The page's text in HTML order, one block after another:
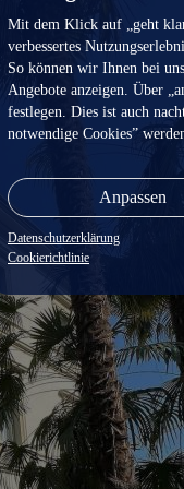
Mit dem Klick auf „geht
verbessertes
So können wir Ihnen bei
Angebote anzeigen. Über
festlegen. Dies ist auch
notwendige Cookies”
Anpassen
Datenschutzerklärung
Cookierichtlinie